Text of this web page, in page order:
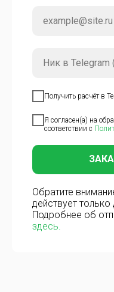
Получить расчёт в
Я согласен(а) на
соответствии с
Обратите
действует только
Подробнее об
здесь.